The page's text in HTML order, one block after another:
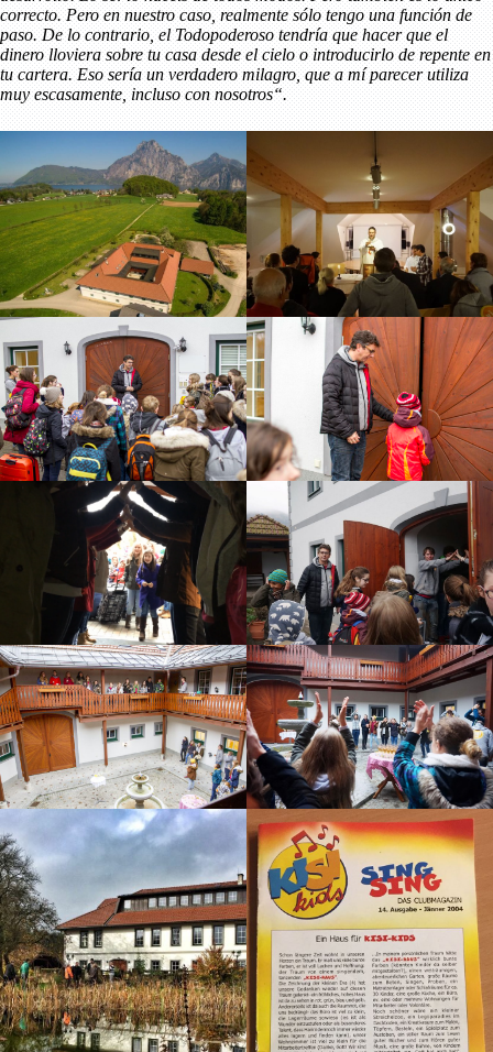
correcto. Pero en nuestro caso, realmente sólo tengo una función de
paso. De lo contrario, el Todopoderoso tendría que hacer que el
dinero lloviera sobre tu casa desde el cielo o introducirlo de repente en
tu cartera. Eso sería un verdadero milagro, que a mí parecer utiliza
muy escasamente, incluso con nosotros“.